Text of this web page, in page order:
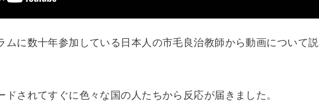
ムに数十年参加している日本人の市毛良治教師から動画について説
ドされてすぐに色々な国の人たちから反応が届きました。